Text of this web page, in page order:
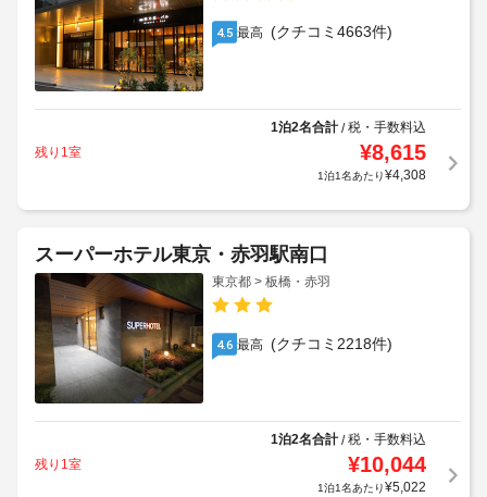
4.5 最高 (クチコミ4663件)
1泊2名合計/税・手数料込
残り1室
¥8,615
1泊1名あたり¥4,308
スーパーホテル東京・赤羽駅南口
東京都 > 板橋・赤羽
4.6 最高 (クチコミ2218件)
1泊2名合計/税・手数料込
残り1室
¥10,044
1泊1名あたり¥5,022